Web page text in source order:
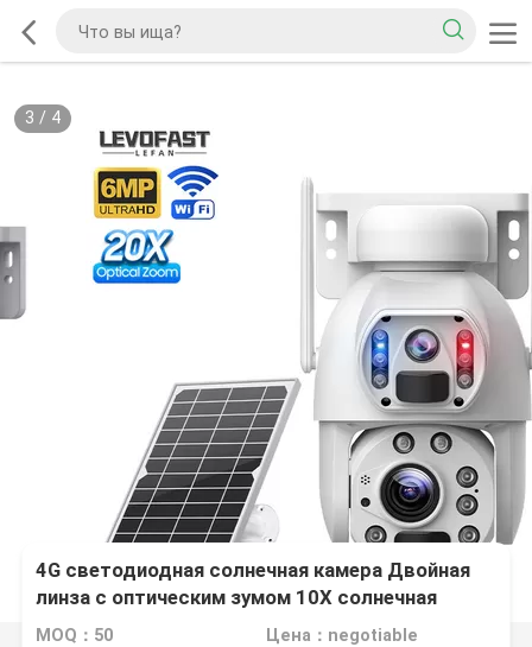
3 / 4
4G светодиодная солнечная камера Двойная
линза с оптическим зумом 10X солнечная
батарея PTZ камера Wifi Внешняя камера
MOQ：50 Цена：negotiable